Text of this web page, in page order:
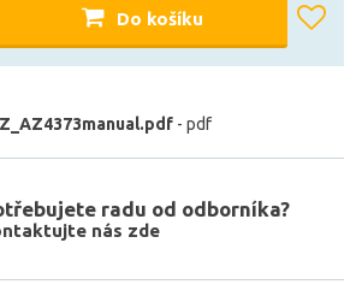
Do košíku
- pdf
radu od odborníka?
nás zde